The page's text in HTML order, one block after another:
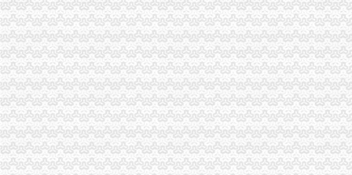
经开区局优化投资环境为“沃尔玛”重庆分公司注销上门办照
大足局重庆分公司注销对91名农村个体经纪人实行备案管理
陈文渝副局长对江北局转段工作提出“抓住五个实，办好三件事”的分公司营业
市局广泛征求各界对“守合同重信用”企业考评活动的重庆注销税务意见
梁平局化秋季农资市重庆注销税务场监管
周朝东局代办注销分公司长到江津局调研工作
市局机关召开“执政为民、服务发展”代理注销分公司学习整改活动讨论交流会
陈速副局代理注销分公司长到江北局检查节日安全生产工作
经开区工商分局化措施切实净化广告市重庆注销分公司场
永川工商局加对旅游市重庆注销税务场秩序监管